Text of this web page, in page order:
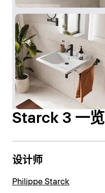
Starck 3 一览
设计师
Philippe Starck